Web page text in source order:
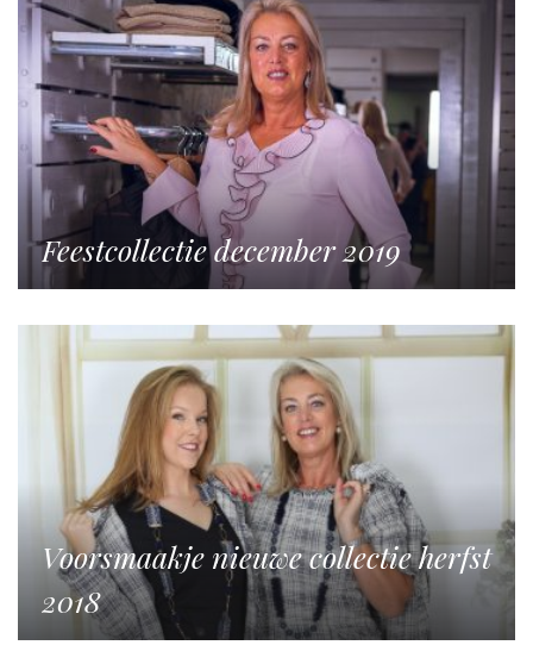
Feestcollectie december 2019
Voorsmaakje nieuwe collectie herfst
2018